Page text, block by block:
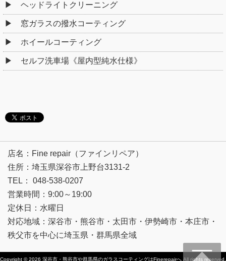
ヘッドライトクリーニング
窓ガラスの撥水コーティング
ホイールコーティング
セルフ洗車場《屋内型純水仕様》
店名：Fine repair（ファインリペア）
住所：埼玉県深谷市上野台3131-2
TEL： 048-538-0207
営業時間：9:00～19:00
定休日：水曜日
対応地域：深谷市・熊谷市・太田市・伊勢崎市・本庄市・
秩父市を中心に埼玉県・群馬県全域
Copyright © 2026 深谷市・熊谷市や群馬県のガラスコーティングはFinerepairへ All rights reserved.